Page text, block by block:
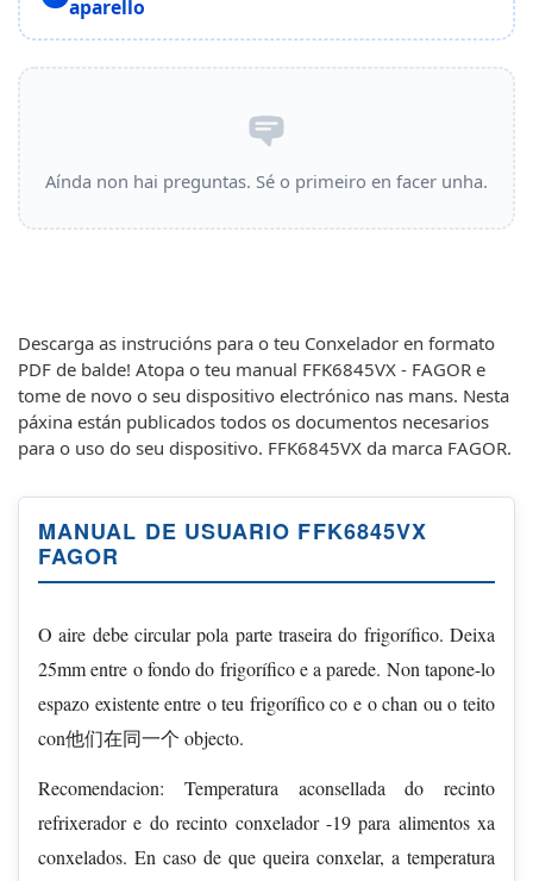
aparello
Aínda non hai preguntas. Sé o primeiro en facer unha.
Descarga as instrucións para o teu Conxelador en formato
PDF de balde! Atopa o teu manual FFK6845VX - FAGOR e
tome de novo o seu dispositivo electrónico nas mans. Nesta
páxina están publicados todos os documentos necesarios
para o uso do seu dispositivo. FFK6845VX da marca FAGOR.
MANUAL DE USUARIO FFK6845VX
FAGOR
O aire debe circular pola parte traseira do frigorífico. Deixa
25mm entre o fondo do frigorífico e a parede. Non tapone-lo
espazo existente entre o teu frigorífico co e o chan ou o teito
con他们在同一个 objecto.
Recomendacion: Temperatura aconsellada do recinto
refrixerador e do recinto conxelador -19 para alimentos xa
conxelados. En caso de que queira conxelar, a temperatura